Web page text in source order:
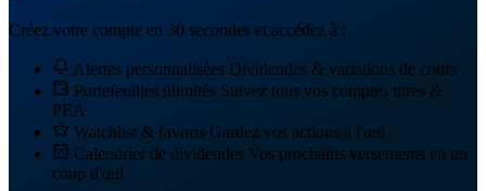
Créez votre compte en 30 secondes et accédez à :
Alertes personnalisées Dividendes & variations de cours
Portefeuilles illimités Suivez tous vos comptes titres &
PEA
Watchlist & favoris Gardez vos actions à l'œil
Calendrier de dividendes Vos prochains versements en un
coup d'œil